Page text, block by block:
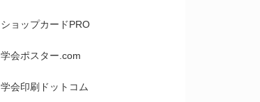
ショップカードPRO
学会ポスター.com
学会印刷ドットコム